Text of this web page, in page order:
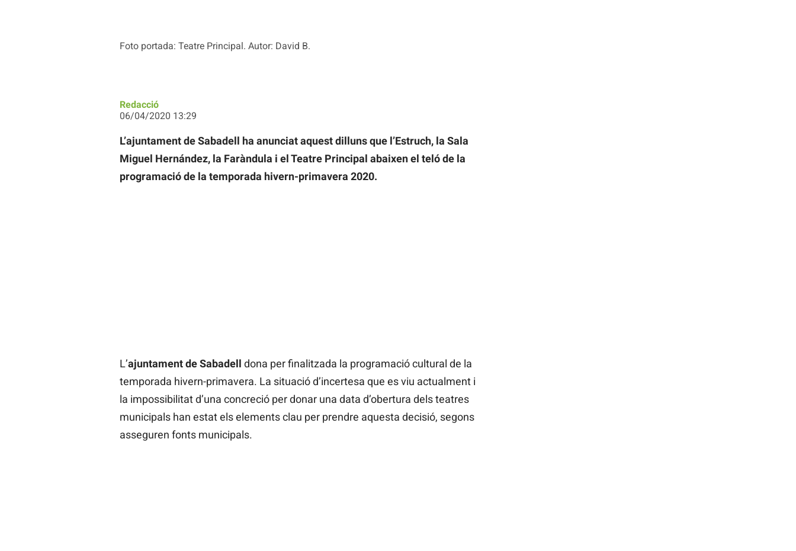
Foto portada: Teatre Principal. Autor: David B.
Redacció
06/04/2020 13:29
L’ajuntament de Sabadell ha anunciat aquest dilluns que l’Estruch, la Sala
Miguel Hernández, la Faràndula i el Teatre Principal abaixen el teló de la
programació de la temporada hivern-primavera 2020.
L’ajuntament de Sabadell dona per finalitzada la programació cultural de la
temporada hivern-primavera. La situació d’incertesa que es viu actualment i
la impossibilitat d’una concreció per donar una data d’obertura dels teatres
municipals han estat els elements clau per prendre aquesta decisió, segons
asseguren fonts municipals.